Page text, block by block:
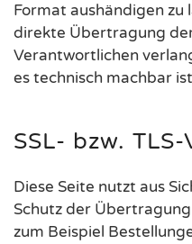
Format aushändigen zu
direkte Übertragung
Verantwortlichen
es technisch machbar
SSL- bzw.
Diese Seite nutzt aus
Schutz der
zum Beispiel